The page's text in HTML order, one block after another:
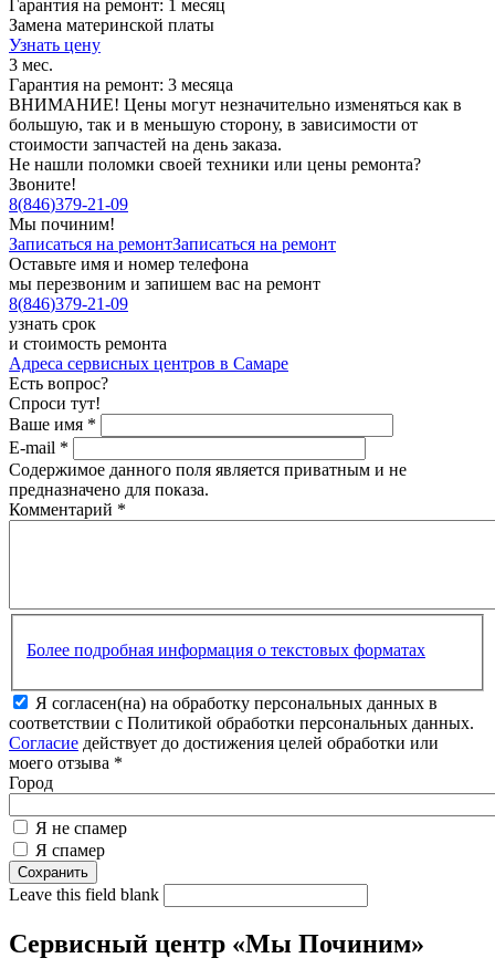
Гарантия на ремонт: 1 месяц
Замена материнской платы
Узнать цену
3 мес.
Гарантия на ремонт: 3 месяца
ВНИМАНИЕ! Цены могут незначительно изменяться как в
большую, так и в меньшую сторону, в зависимости от
стоимости запчастей на день заказа.
Не нашли поломки своей техники или цены ремонта?
Звоните!
8(846)379-21-09
Мы починим!
Записаться на ремонтЗаписаться на ремонт
Оставьте имя и номер телефона
мы перезвоним и запишем вас на ремонт
8(846)379-21-09
узнать срок
и стоимость ремонта
Адреса сервисных центров в Самаре
Есть вопрос?
Спроси тут!
Ваше имя *
E-mail *
Содержимое данного поля является приватным и не
предназначено для показа.
Комментарий *
Более подробная информация о текстовых форматах
Я согласен(на) на обработку персональных данных в
соответствии с Политикой обработки персональных данных.
Согласие действует до достижения целей обработки или
моего отзыва *
Город
Я не спамер
Я спамер
Leave this field blank
Сервисный центр «Мы Починим»